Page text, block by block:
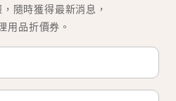
隨時獲得最新消息，
用品折價券。